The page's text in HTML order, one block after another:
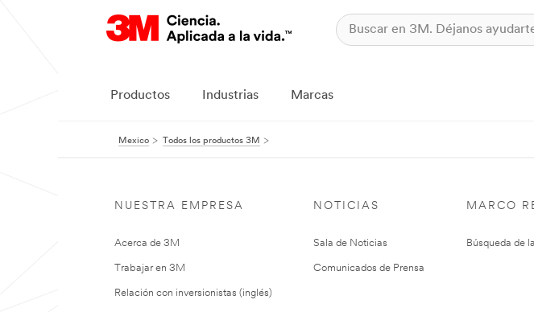
Productos Industrias Marcas
Mexico Todos los productos 3M
NUESTRA EMPRESA
Acerca de 3M
Trabajar en 3M
Relación con inversionistas (inglés)
NOTICIAS
Sala de Noticias
Comunicados de Prensa
MARCO
Búsqueda de